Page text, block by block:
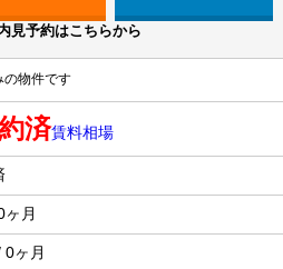
見予約はこちらから
の物件です
済賃料相場
月
0ヶ月